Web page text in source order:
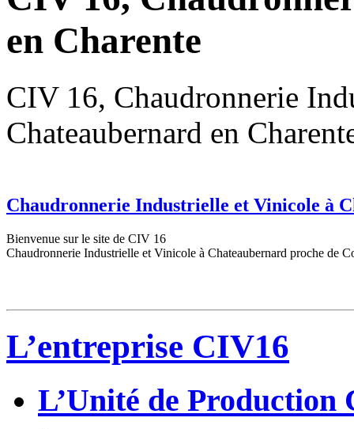
en Charente
CIV 16, Chaudronnerie
Chateaubernard en
Chaudronnerie Industrielle et Vinicole à
Bienvenue sur le site de CIV 16
Chaudronnerie Industrielle et Vinicole à Chateaubernard proche de
L’entreprise CIV16
L’Unité de Production